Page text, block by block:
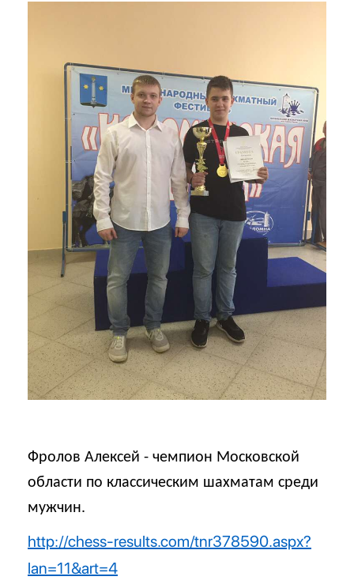
Фролов Алексей - чемпион Московской
области по классическим шахматам среди
мужчин.
http://chess-results.com/tnr378590.aspx?
lan=11&art=4